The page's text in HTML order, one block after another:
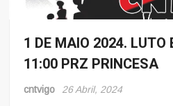
Eventos
1 DE MAIO 2024. LUTO
11:00 PRZ PRINCESA
cntvigo 26 Abril, 2024